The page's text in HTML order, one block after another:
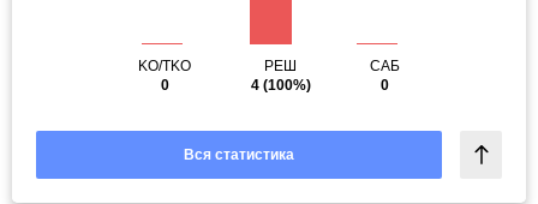
KO/TKO
0
РЕШ
4(100%)
САБ
0
Вся статистика